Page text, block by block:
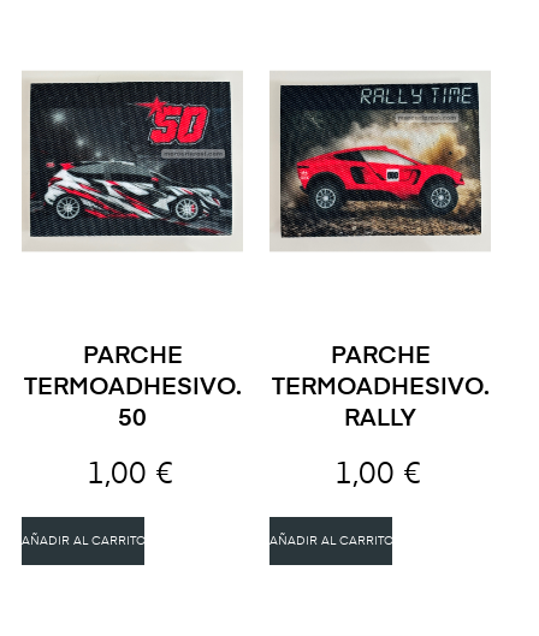
PARCHE
TERMOADHESIVO.
50
1,00 €
AÑADIR AL CARRITO
PARCHE
TERMOADHESIVO.
RALLY
1,00 €
AÑADIR AL CARRITO